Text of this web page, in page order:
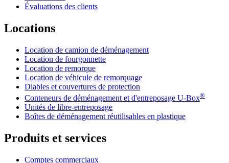
Évaluations des clients
Locations
Location de camion de déménagement
Location de fourgonnette
Location de remorque
Location de véhicule de remorquage
Diables et couvertures de protection
Conteneurs de déménagement et d'entreposage U-Box®
Unités de libre-entreposage
Boîtes de déménagement réutilisables en plastique
Produits et services
Comptes commerciaux